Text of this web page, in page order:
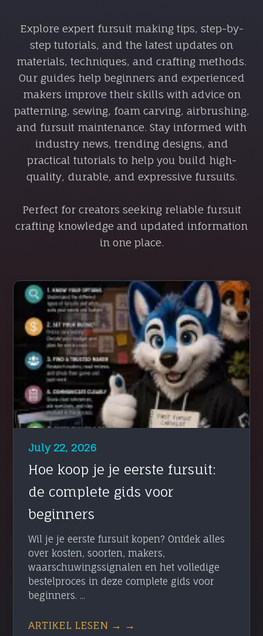
Explore expert fursuit making tips, step-by-
step tutorials, and the latest updates on
materials, techniques, and crafting methods.
Our guides help beginners and experienced
makers improve their skills with advice on
patterning, sewing, foam carving, airbrushing,
and fursuit maintenance. Stay informed with
industry news, trending designs, and
practical tutorials to help you build high-
quality, durable, and expressive fursuits.
Perfect for creators seeking reliable fursuit
crafting knowledge and updated information
in one place.
July 22, 2026
Hoe koop je je eerste fursuit:
de complete gids voor
beginners
Wil je je eerste fursuit kopen? Ontdek alles
over kosten, soorten, makers,
waarschuwingssignalen en het volledige
bestelproces in deze complete gids voor
beginners. ...
ARTIKEL LESEN → →